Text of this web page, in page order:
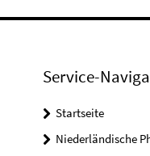
Service-
Startseite
Niederländische